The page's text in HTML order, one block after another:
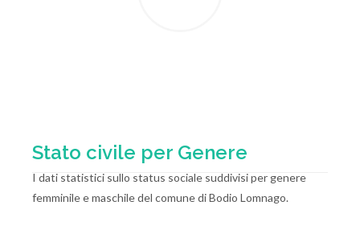
Stato civile per Genere
I dati statistici sullo status sociale suddivisi per genere
femminile e maschile del comune di Bodio Lomnago.